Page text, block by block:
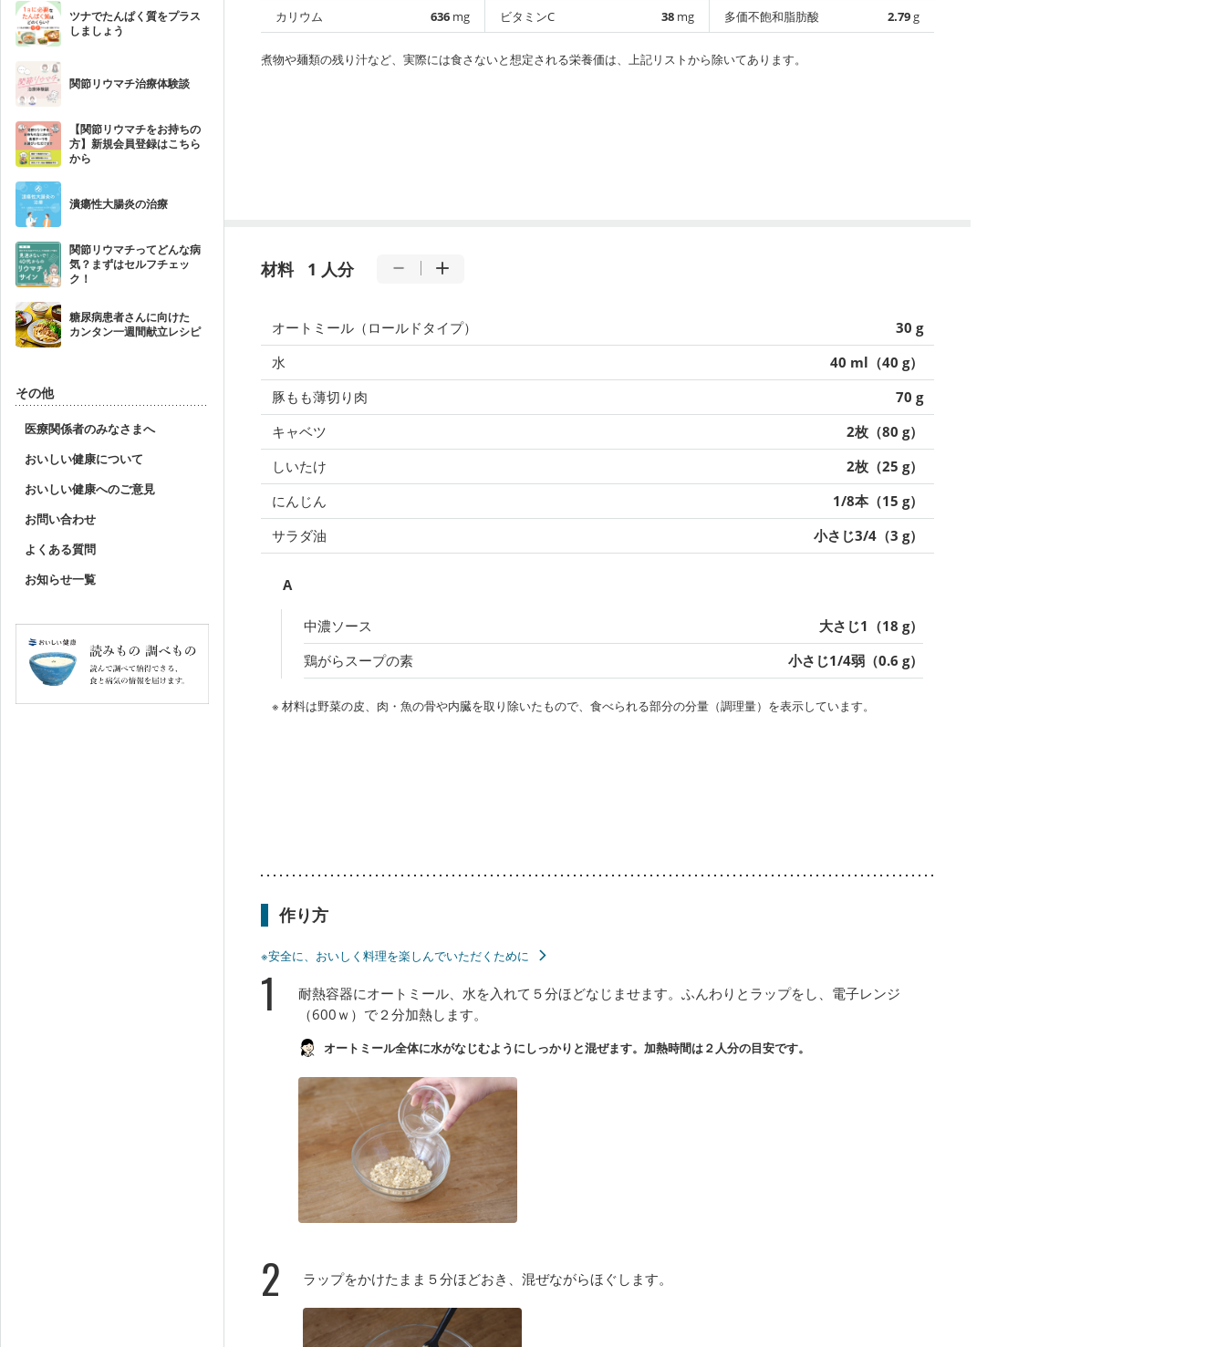
ツナでたんぱく質をプラス
しましょう
関節リウマチ治療体験談
【関節リウマチをお持ちの
方】新規会員登録はこちら
から
潰瘍性大腸炎の治療
関節リウマチってどんな病
気？まずはセルフチェッ
ク！
糖尿病患者さんに向けた
カンタン一週間献立レシピ
その他
医療関係者のみなさまへ
おいしい健康について
おいしい健康へのご意見
お問い合わせ
よくある質問
お知らせ一覧
カリウム
636 mg
ビタミンC
38 mg
多価不飽和脂肪酸
2.79g
煮物や麺類の残り汁など、実際には食さないと想定される栄養価は、上記リストから除いてあります。
材料 1 人分
オートミール（ロールドタイプ）
30 g
水
40 ml（40 g）
豚もも薄切り肉
70 g
キャベツ
2枚（80 g）
しいたけ
2枚（25 g）
にんじん
1/8本（15 g）
サラダ油
小さじ3/4（3 g）
A
中濃ソース
大さじ1（18 g）
鶏がらスープの素
小さじ1/4弱（0.6 g）
※ 材料は野菜の皮、肉・魚の骨や内臓を取り除いたもので、食べられる部分の分量（調理量）を表示しています。
作り方
※安全に、おいしく料理を楽しんでいただくために
1
耐熱容器にオートミール、水を入れて５分ほどなじませます。ふんわりとラップをし、電子レンジ
（600ｗ）で２分加熱します。
オートミール全体に水がなじむようにしっかりと混ぜます。加熱時間は２人分の目安です。
2 ラップをかけたまま５分ほどおき、混ぜながらほぐします。